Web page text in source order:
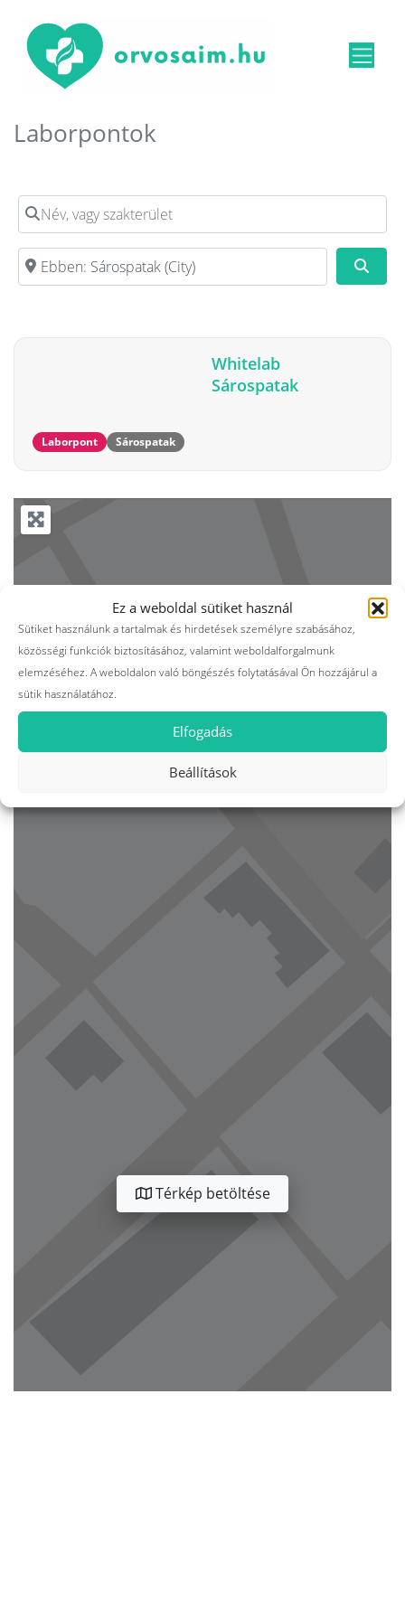
Ez a weboldal sütiket használ
Sütiket használunk a tartalmak és hirdetések személyre szabásához,
közösségi funkciók biztosításához, valamint weboldalforgalmunk
elemzéséhez. A weboldalon való böngészés folytatásával Ön hozzájárul a
sütik használatához.
Elfogadás
Beállítások
Laborpontok
Név, vagy szakterület
Irányítószám, vagy város
Whitelab
Sárospatak
Laborpont Sárospatak
Térkép betöltése